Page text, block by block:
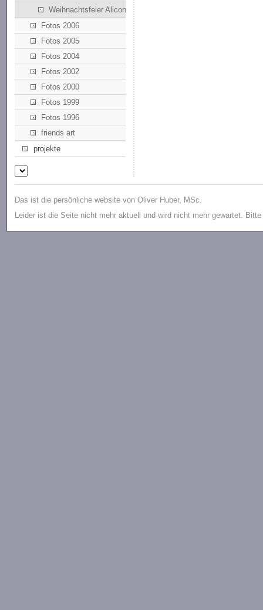
Weihnachtsfeier Alicona
Fotos 2006
Fotos 2005
Fotos 2004
Fotos 2002
Fotos 2000
Fotos 1999
Fotos 1996
friends art
projekte
Das ist die persönliche website von Oliver Huber, MSc.
Leider ist die Seite nicht mehr aktuell und wird nicht mehr gewartet.